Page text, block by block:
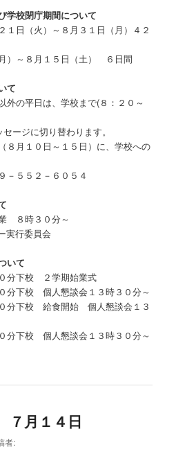
学校閉庁期間について
日（火）～８月３１日（月）４２
）～８月１５日（土） ６日間
て
外の平日は、学校まで(８：２０～
ージに切り替わります。
８月１０日～１５日）に、学校への
５５２－６０５４
８時３０分～
実行委員会
いて
分下校 ２学期始業式
分下校 個人懇談会１３時３０分～
分下校 給食開始 個人懇談会１３
分下校 個人懇談会１３時３０分～
月１４日
者: